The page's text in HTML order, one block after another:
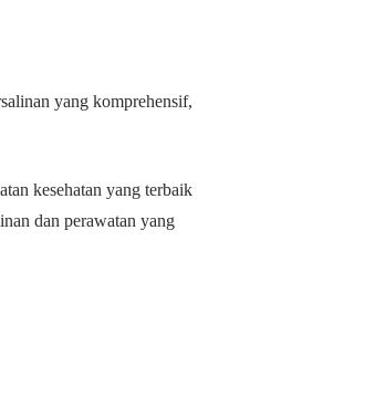
yang komprehensif,
kesehatan yang terbaik
dan perawatan yang